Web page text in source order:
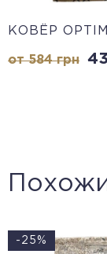
КОВЁР
от 584грн
-25%